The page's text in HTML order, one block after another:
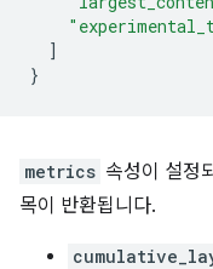
]
}
metrics 속성이 설정
목이 반환됩니다.